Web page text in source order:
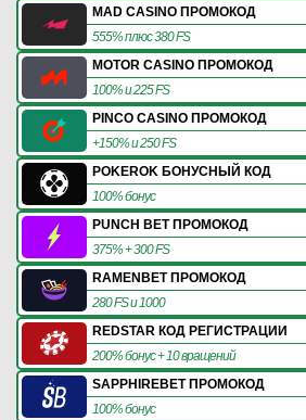
MAD CASINO ПРОМОКОД
555% плюс 380 FS
MOTOR CASINO ПРОМОКОД
100% и 225 FS
PINCO CASINO ПРОМОКОД
+150% и 250 FS
POKEROK БОНУСНЫЙ КОД
100% бонус
PUNCH BET ПРОМОКОД
375% + 300 FS
RAMENBET ПРОМОКОД
280 FS и 1000
REDSTAR КОД РЕГИСТРАЦИИ
200% бонус + 10 вращений
SAPPHIREBET ПРОМОКОД
100% бонус